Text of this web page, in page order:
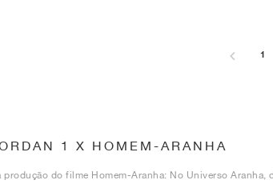
1
1 X HOMEM-ARANHA
produção do filme Homem-Aranha: No Universo